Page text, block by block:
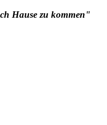
Hause zu kommen"